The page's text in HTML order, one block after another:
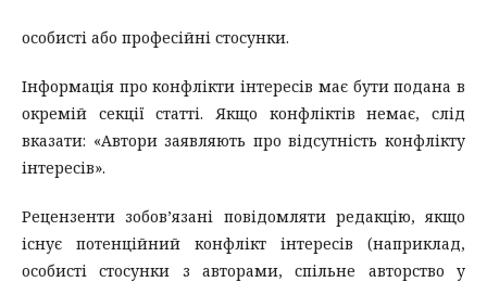
особисті або професійні стосунки.
Інформація про конфлікти інтересів має бути подана в
окремій секції статті. Якщо конфліктів немає, слід
вказати: «Автори заявляють про відсутність конфлікту
інтересів».
Рецензенти зобов’язані повідомляти редакцію, якщо
існує потенційний конфлікт інтересів (наприклад,
особисті стосунки з авторами, спільне авторство у